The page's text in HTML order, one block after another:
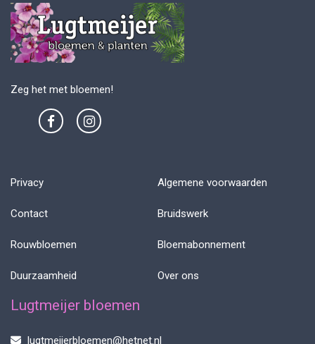
Zeg het met bloemen!
Privacy Algemene voorwaarden
Contact Bruidswerk
Rouwbloemen Bloemabonnement
Duurzaamheid Over ons
Lugtmeijer bloemen
lugtmeijerbloemen@hetnet.nl